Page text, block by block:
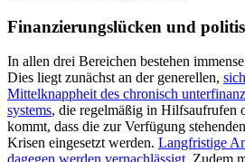
Finanzierungslücken und
In allen drei Bereichen bestehen
Dies liegt zunächst an der generellen,
Mittelknappheit des chronisch
systems, die regelmäßig in Hilfsaufrufen
kommt, dass die zur Verfügung
Krisen eingesetzt werden. Langfristige